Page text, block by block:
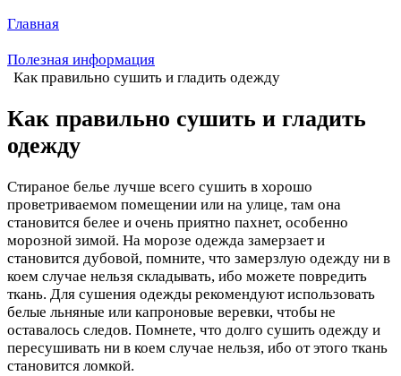
Главная
Полезная информация
Как правильно сушить и гладить одежду
Как правильно сушить и гладить
одежду
Стираное белье лучше всего сушить в хорошо
проветриваемом помещении или на улице, там она
становится белее и очень приятно пахнет, особенно
морозной зимой. На морозе одежда замерзает и
становится дубовой, помните, что замерзлую одежду ни в
коем случае нельзя складывать, ибо можете повредить
ткань. Для сушения одежды рекомендуют использовать
белые льняные или капроновые веревки, чтобы не
оставалось следов. Помнете, что долго сушить одежду и
пересушивать ни в коем случае нельзя, ибо от этого ткань
становится ломкой.